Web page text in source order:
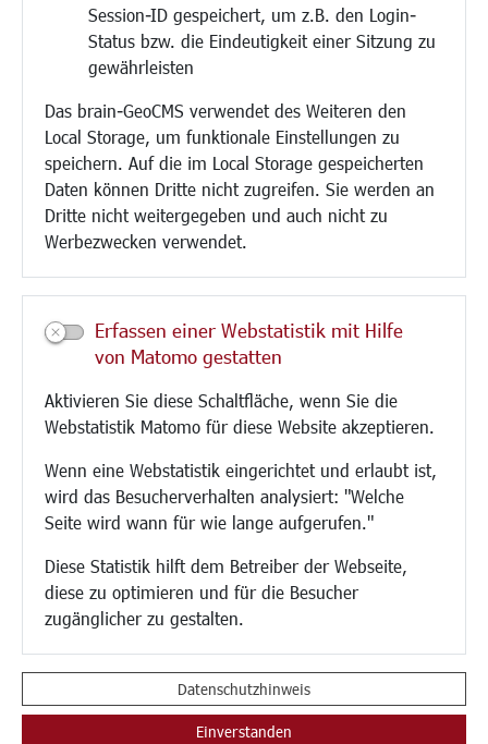
Session-ID gespeichert, um z.B. den Login-
Status bzw. die Eindeutigkeit einer Sitzung zu
gewährleisten
Das brain-GeoCMS verwendet des Weiteren den
Local Storage, um funktionale Einstellungen zu
speichern. Auf die im Local Storage gespeicherten
Daten können Dritte nicht zugreifen. Sie werden an
Dritte nicht weitergegeben und auch nicht zu
Werbezwecken verwendet.
Erfassen einer Webstatistik mit Hilfe
von Matomo gestatten
Aktivieren Sie diese Schaltfläche, wenn Sie die
Webstatistik Matomo für diese Website akzeptieren.
Wenn eine Webstatistik eingerichtet und erlaubt ist,
wird das Besucherverhalten analysiert: "Welche
Seite wird wann für wie lange aufgerufen."
Diese Statistik hilft dem Betreiber der Webseite,
diese zu optimieren und für die Besucher
zugänglicher zu gestalten.
Datenschutzhinweis
Einverstanden
Bauen/Umwelt/Mobilität
Bebauungsplanung
Verkehr/Mobilität
Glasfaserausbau
Aktuelle Baustellen
Paddelteich
CINDY S
Kultur/Freizeit/Tourismus
Veranstaltungen
Neue Stadthalle Langen
Bäder
Musikschule
Stadtbücherei
Stadtarchiv
Museen
Hotels/Unterkünfte
Gastronomie
Kunstszene
Vereine und Institutionen